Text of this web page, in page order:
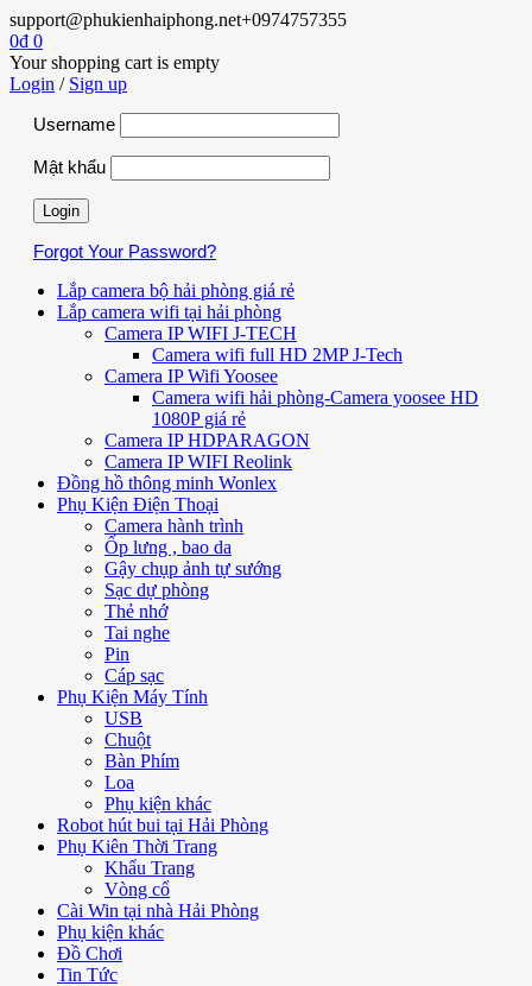
support@phukienhaiphong.net+0974757355
0₫ 0
Your shopping cart is empty
Login / Sign up
Username
Mật khẩu
Forgot Your Password?
Lắp camera bộ hải phòng giá rẻ
Lắp camera wifi tại hải phòng
Camera IP WIFI J-TECH
Camera wifi full HD 2MP J-Tech
Camera IP Wifi Yoosee
Camera wifi hải phòng-Camera yoosee HD
1080P giá rẻ
Camera IP HDPARAGON
Camera IP WIFI Reolink
Đồng hồ thông minh Wonlex
Phụ Kiện Điện Thoại
Camera hành trình
Ốp lưng , bao da
Gậy chụp ảnh tự sướng
Sạc dự phòng
Thẻ nhớ
Tai nghe
Pin
Cáp sạc
Phụ Kiện Máy Tính
USB
Chuột
Bàn Phím
Loa
Phụ kiện khác
Robot hút bui tại Hải Phòng
Phụ Kiên Thời Trang
Khẩu Trang
Vòng cổ
Cài Win tại nhà Hải Phòng
Phụ kiện khác
Đồ Chơi
Tin Tức